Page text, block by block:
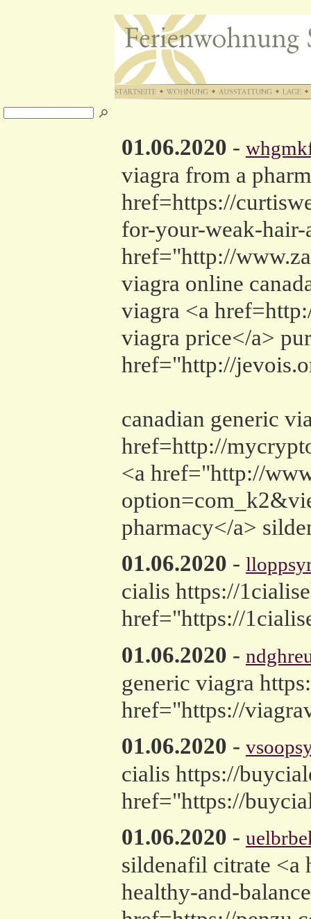
01.06.2020 -
viagra from a
href=https://
for-your-weak-hair-
href="http://
viagra online
viagra <a
viagra price</a>
href="http://
canadian generic
href=http://
<a href="http://
pharmacy</a>
01.06.2020 -
cialis https://
href="https://
01.06.2020 -
generic viagra
href="https://
01.06.2020 -
cialis https://
href="https://
01.06.2020 -
sildenafil citrate
healthy-and-